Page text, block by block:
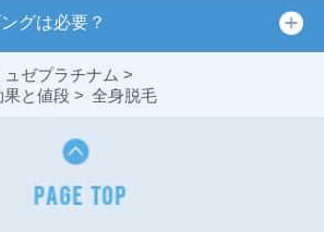
グは必要？
ゼプラチナム
果と値段
全身脱毛